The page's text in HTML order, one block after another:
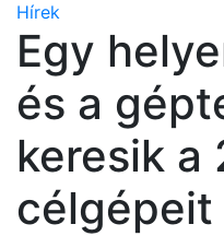
Hírek
Egy
és a
keresik a
célgépeit